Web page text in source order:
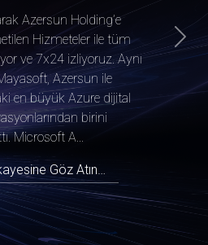
Azersun Holding’e
Hizmeteler ile tüm
ve 7x24 izliyoruz. Aynı
Azersun ile
en büyük Azure dijital
birini
Microsoft A...
Göz Atın…
Next